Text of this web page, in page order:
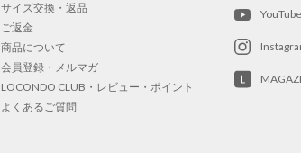
サイズ交換・返品
ご返金
商品について
会員登録・メルマガ
LOCONDO CLUB・レビュー・ポイント
よくあるご質問
YouTube